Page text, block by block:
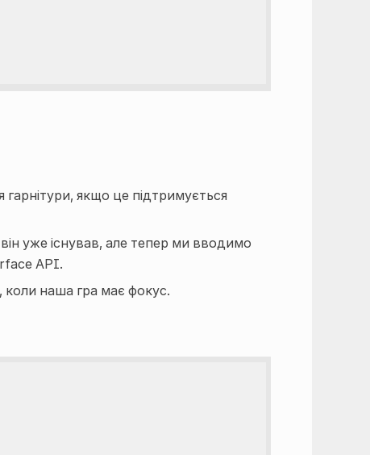
якщо це підтримується
уже існував, але тепер ми вводимо
API.
наша гра має фокус.